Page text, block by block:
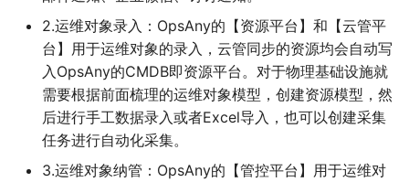
2.运维对象录入：OpsAny的【资源平台】和【云管平
台】用于运维对象的录入，云管同步的资源均会自动写
入OpsAny的CMDB即资源平台。对于物理基础设施就
需要根据前面梳理的运维对象模型，创建资源模型，然
后进行手工数据录入或者Excel导入，也可以创建采集
任务进行自动化采集。
3.运维对象纳管：OpsAny的【管控平台】用于运维对